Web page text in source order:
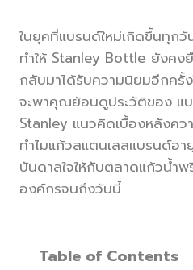
ในยุคที่แบรนด์ใหม่เกิดขึ้นทุก
ทำให้ Stanley Bottle ยังคงยื
กลับมาได้รับความนิยมอีกครั้
จะพาคุณย้อนดูประวัติของ แ
Stanley แนวคิดเบื้องหลังคว
ทำไมแก้วสแตนเลสแบรนด์อ
บันดาลใจให้กับตลาดแก้วน้ำ
องค์กรจนถึงวันนี้
Table of Contents